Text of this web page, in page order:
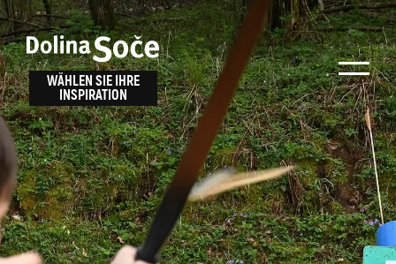
WÄHLEN SIE IHRE
INSPIRATION
Inspiration
finden
Finden Sie Aktivitäten, Attraktionen und
Unterhaltungsmöglichkeiten im Soča-Tal
oder wählen Sie aus unseren Reisetipps.
Wählen Sie ein
Erlebnis
TOLMINER KLAMMEN JAVORCA